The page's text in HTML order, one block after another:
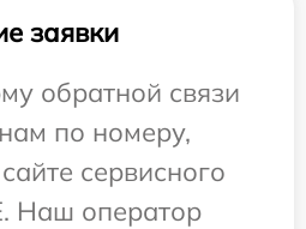
заявки
обратной связи
по номеру,
сервисного
Наш оператор